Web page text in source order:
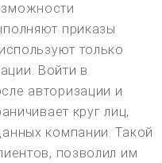
приказы
только
Войти в
авторизации и
круг лиц,
компании. Такой
позволил им